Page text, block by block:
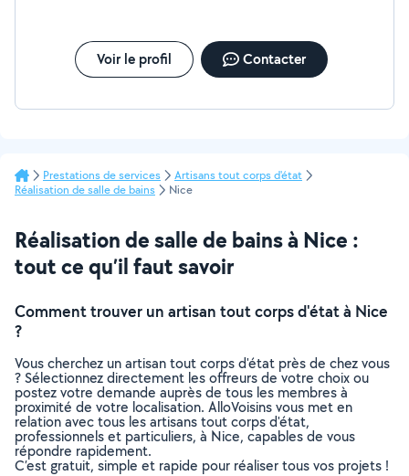
Voir le profil Contacter
Prestations de services
Artisans tout corps d'état
Réalisation de salle de bains
Nice
Réalisation de salle de bains à Nice :
tout ce qu’il faut savoir
Comment trouver un artisan tout corps d'état à Nice
?
Vous cherchez un artisan tout corps d'état près de chez vous
? Sélectionnez directement les offreurs de votre choix ou
postez votre demande auprès de tous les membres à
proximité de votre localisation. AlloVoisins vous met en
relation avec tous les artisans tout corps d'état,
professionnels et particuliers, à Nice, capables de vous
répondre rapidement.
C’est gratuit, simple et rapide pour réaliser tous vos projets !